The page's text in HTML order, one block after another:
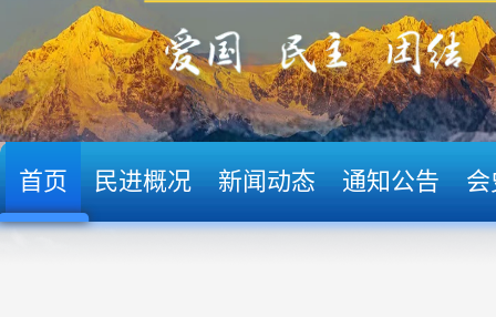
首页 民进概况 新闻动态 通知公告 会